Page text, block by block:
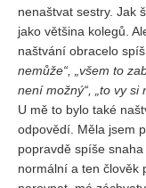
nenaštvat sestry. Jak
jako většina kolegů.
naštvání obracelo spíš
nemůže“, „všem to
není možný“, „to vy
U mě to bylo také
odpovědí. Měla jsem
popravdě spíše
normální a ten člověk